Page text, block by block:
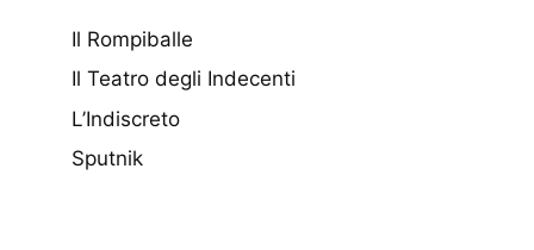
Il Rompiballe
Il Teatro degli Indecenti
L’Indiscreto
Sputnik